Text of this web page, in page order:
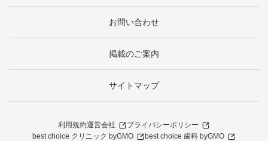
お問い合わせ
掲載のご案内
サイトマップ
利用規約運営会社
プライバシーポリシー
best choice クリニック byGMO
best choice 歯科 byGMO